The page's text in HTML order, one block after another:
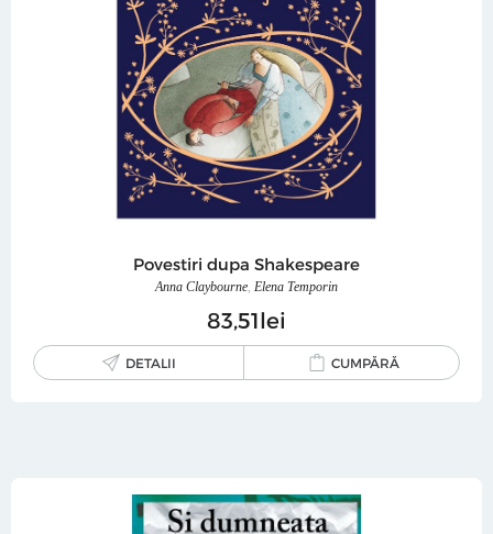
Povestiri dupa Shakespeare
Anna Claybourne, Elena Temporin
83 51lei
DETALII CUMPĂRĂ